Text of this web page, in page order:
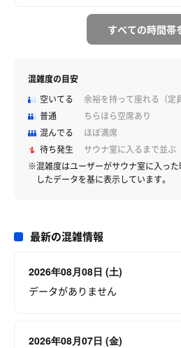
すべての時間帯
混雑度の目安
空いてる
余裕を持って座れる（定
普通
ちらほら空席あり
混んでる
ほぼ満席
待ち発生
サウナ室に入るまで並ぶ
※混雑度はユーザーがサウナ室に入っ
したデータを基に表示しています。
最新の混雑情報
2026年08月08日 (土)
データがありません
2026年08月07日 (金)